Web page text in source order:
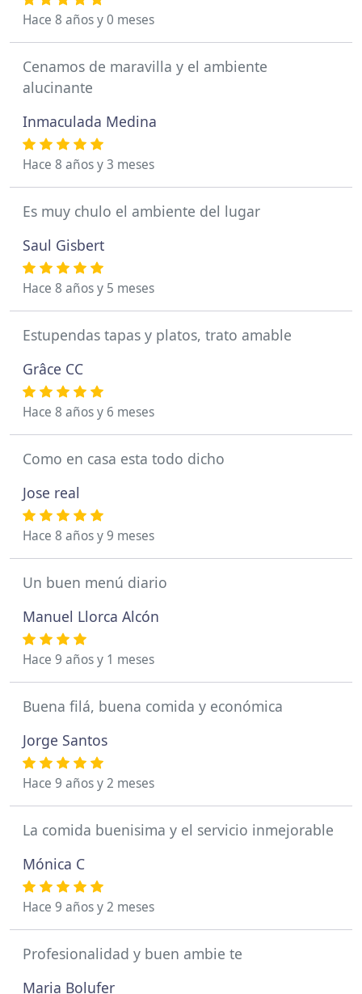
Hace 8 años y 0 meses
Cenamos de maravilla y el ambiente
alucinante
Inmaculada Medina
Hace 8 años y 3 meses
Es muy chulo el ambiente del lugar
Saul Gisbert
Hace 8 años y 5 meses
Estupendas tapas y platos, trato amable
Grâce CC
Hace 8 años y 6 meses
Como en casa esta todo dicho
Jose real
Hace 8 años y 9 meses
Un buen menú diario
Manuel Llorca Alcón
Hace 9 años y 1 meses
Buena filá, buena comida y económica
Jorge Santos
Hace 9 años y 2 meses
La comida buenisima y el servicio inmejorable
Mónica C
Hace 9 años y 2 meses
Profesionalidad y buen ambie te
Maria Bolufer